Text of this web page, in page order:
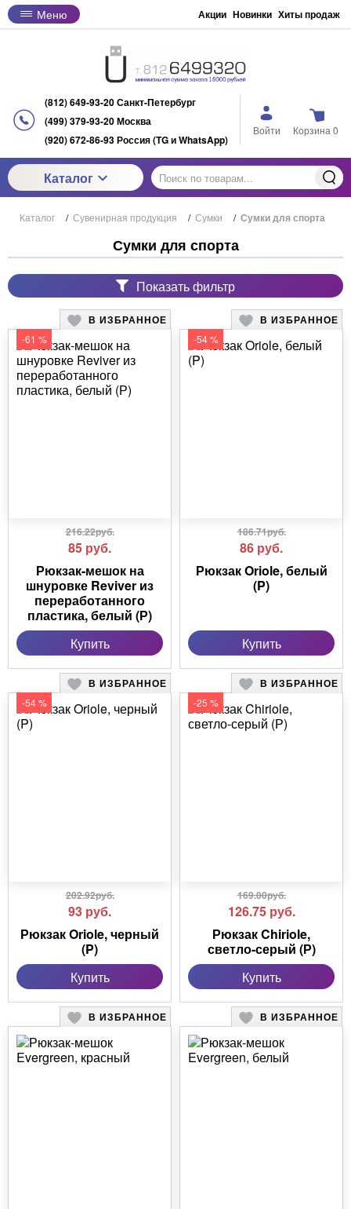
Меню Акции Новинки Хиты продаж
(812) 649-93-20 Санкт-Петербург
(499) 379-93-20 Москва
(920) 672-86-93 Россия (TG и WhatsApp)
Войти Корзина 0
Каталог
Каталог / Сувенирная продукция / Сумки / Сумки для спорта
Сумки для спорта
Показать фильтр
В ИЗБРАННОЕ
-61 %
216.22руб.
85 руб.
Рюкзак-мешок на
шнуровке Reviver из
переработанного
пластика, белый (Р)
Купить
В ИЗБРАННОЕ
-54 %
186.71руб.
86 руб.
Рюкзак Oriole, белый
(P)
Купить
В ИЗБРАННОЕ
-54 %
202.92руб.
93 руб.
Рюкзак Oriole, черный
(P)
Купить
В ИЗБРАННОЕ
-25 %
169.00руб.
126.75 руб.
Рюкзак Chiriole,
светло-серый (Р)
Купить
В ИЗБРАННОЕ В ИЗБРАННОЕ